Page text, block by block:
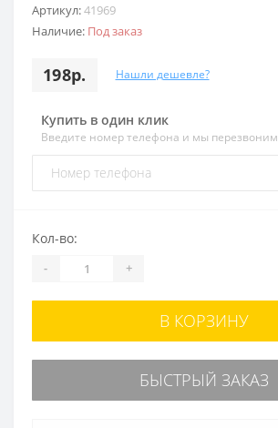
Артикул:41969
Наличие: Под заказ
198р. Нашли дешевле?
Купить в один клик
Введите номер телефона и мы перезвоним
Кол-во:
- +
В КОРЗИНУ
БЫСТРЫЙ ЗАКАЗ